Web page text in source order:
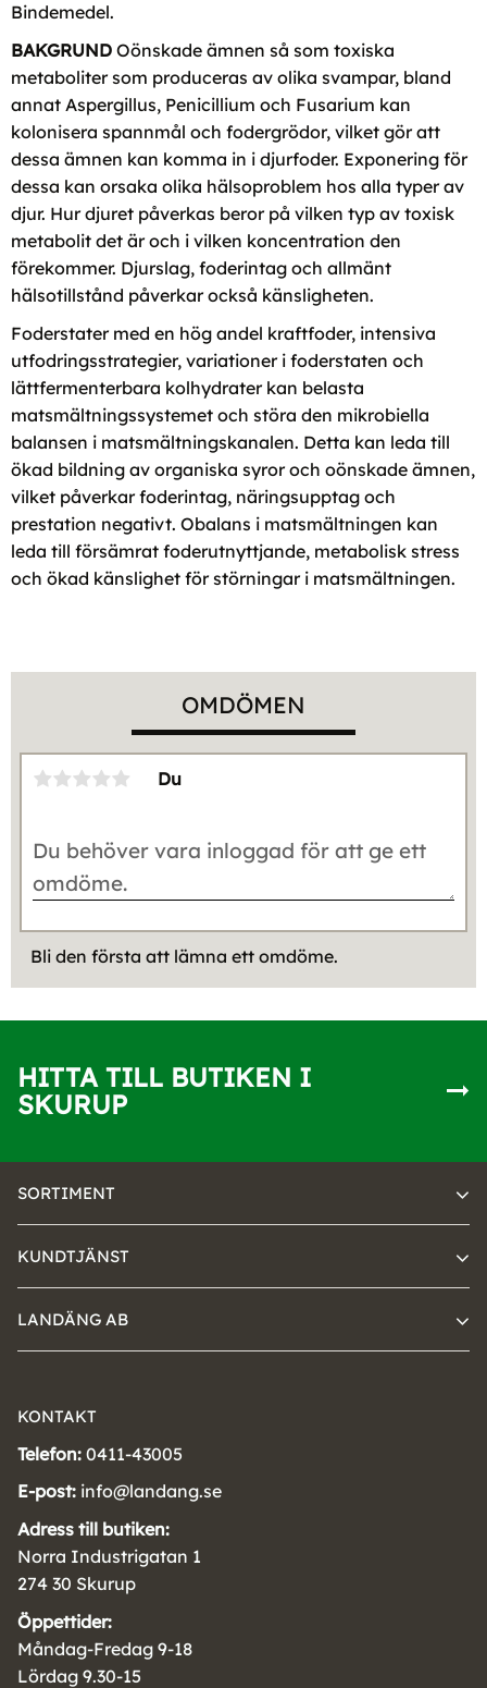
Bindemedel.
BAKGRUND Oönskade ämnen så som toxiska
metaboliter som produceras av olika svampar, bland
annat Aspergillus, Penicillium och Fusarium kan
kolonisera spannmål och fodergrödor, vilket gör att
dessa ämnen kan komma in i djurfoder. Exponering för
dessa kan orsaka olika hälsoproblem hos alla typer av
djur. Hur djuret påverkas beror på vilken typ av toxisk
metabolit det är och i vilken koncentration den
förekommer. Djurslag, foderintag och allmänt
hälsotillstånd påverkar också känsligheten.
Foderstater med en hög andel kraftfoder, intensiva
utfodringsstrategier, variationer i foderstaten och
lättfermenterbara kolhydrater kan belasta
matsmältningssystemet och störa den mikrobiella
balansen i matsmältningskanalen. Detta kan leda till
ökad bildning av organiska syror och oönskade ämnen,
vilket påverkar foderintag, näringsupptag och
prestation negativt. Obalans i matsmältningen kan
leda till försämrat foderutnyttjande, metabolisk stress
och ökad känslighet för störningar i matsmältningen.
OMDÖMEN
Du
Bli den första att lämna ett omdöme.
HITTA TILL BUTIKEN I
SKURUP
SORTIMENT
KUNDTJÄNST
LANDÄNG AB
KONTAKT
Telefon: 0411-43005
E-post: info@landang.se
Adress till butiken:
Norra Industrigatan 1
274 30 Skurup
Öppettider:
Måndag-Fredag 9-18
Lördag 9.30-15